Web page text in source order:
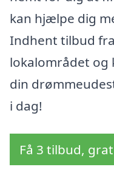
kan hjælpe dig
Indhent tilbud
lokalområdet
din
i dag!
Få 3 tilbud,